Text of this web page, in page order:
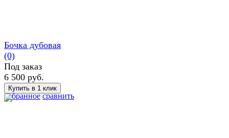
избранное сравнить
Бочка дубовая
(0)
Под заказ
6 500 руб.